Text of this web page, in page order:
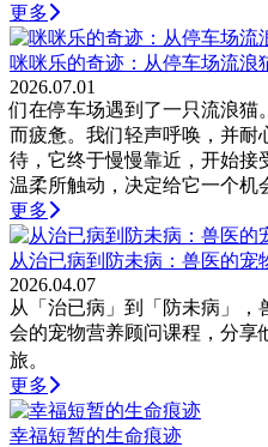
更多
咪咪乐的奇迹：从停车场流浪
2026.07.01
们在停车场遇到了一只流浪猫
而疲惫。我们轻声呼唤，并耐
待，它终于慢慢靠近，开始接
温柔所触动，决定给它一个机
更多
从治已病到防未病：兽医的宠
2026.04.07
从「治已病」到「防未病」
会的宠物营养顾问课程，分享
旅。
更多
幸福短暂的生命痕迹